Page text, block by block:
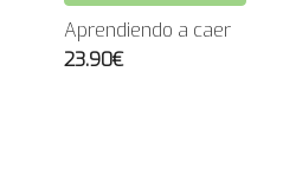
Aprendiendo a caer
23.90€